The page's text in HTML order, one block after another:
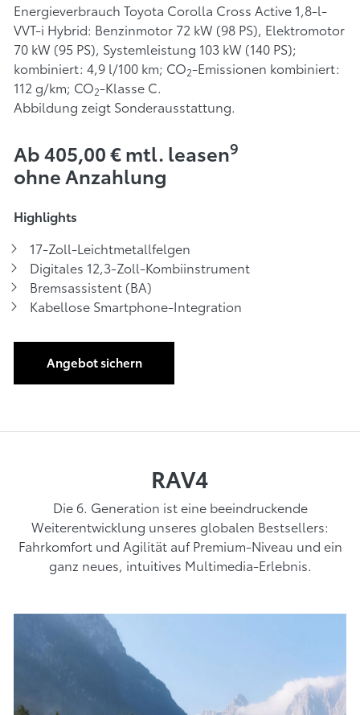
Energieverbrauch Toyota Corolla Cross Active 1,8-l-
VVT-i Hybrid: Benzinmotor 72 kW (98 PS), Elektromotor
70 kW (95 PS), Systemleistung 103 kW (140 PS);
kombiniert: 4,9 l/100 km; CO2-Emissionen kombiniert:
112 g/km; CO2-Klasse C.
Abbildung zeigt Sonderausstattung.
Ab 405,00 € mtl. leasen9
ohne Anzahlung
Highlights
17-Zoll-Leichtmetallfelgen
Digitales 12,3-Zoll-Kombiinstrument
Bremsassistent (BA)
Kabellose Smartphone-Integration
Angebot sichern
RAV4
Die 6. Generation ist eine beeindruckende
Weiterentwicklung unseres globalen Bestsellers:
Fahrkomfort und Agilität auf Premium-Niveau und ein
ganz neues, intuitives Multimedia-Erlebnis.